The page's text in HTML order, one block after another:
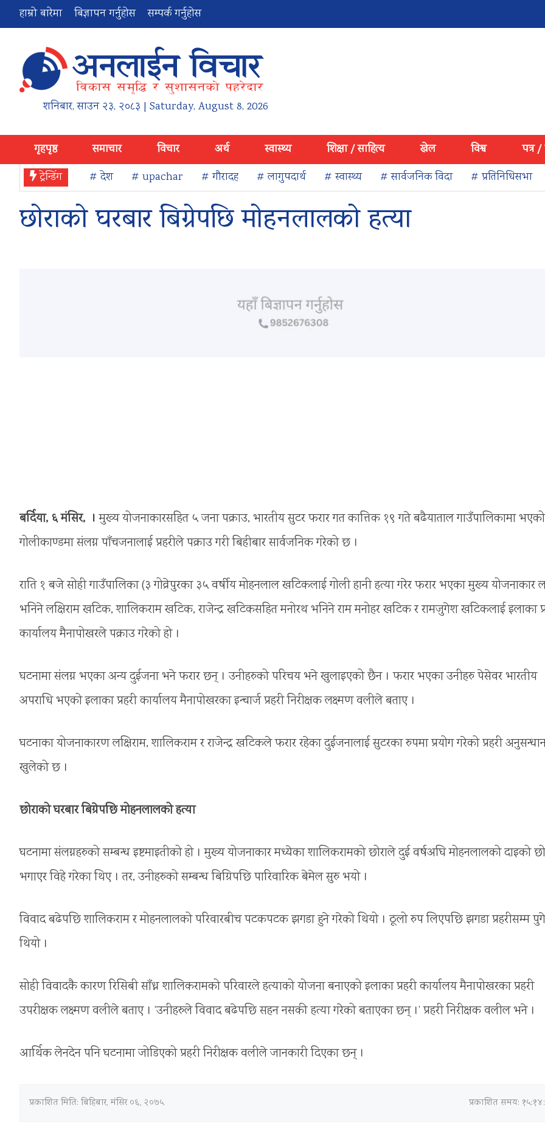
हाम्रो बारेमा बिज्ञापन गर्नुहोस सम्पर्क गर्नुहोस
शनिबार,साउन २३, २०८३ | Saturday, August 8, 2026
गृहपृष्ठ समाचार विचार अर्थ स्वास्थ्य शिक्षा / साहित्य खेल विश्व
पत्र /
ट्रेन्डिंग
# देश # upachar # गौरादह # लागुपदार्थ # स्वास्थ्य # सार्वजनिक विदा # प्रतिनिधिसभा
छोराको घरबार बिग्रेपछि मोहनलालको हत्या
बर्दिया, ६ मंसिर, । मुख्य योजनाकारसहित ५ जना पक्राउ, भारतीय सुटर फरार गत कात्तिक १९ गते बढैयाताल गाउँपालिकामा भएको
गोलीकाण्डमा संलग्न पाँचजनालाई प्रहरीले पक्राउ गरी बिहीबार सार्वजनिक गरेको छ ।
राति १ बजे सोही गाउँपालिका (३ गोव्रेपुरका ३५ वर्षीय मोहनलाल खटिकलाई गोली हानी हत्या गरेर फरार भएका मुख्य योजनाकार
भनिने लक्षिराम खटिक, शालिकराम खटिक, राजेन्द्र खटिकसहित मनोरथ भनिने राम मनोहर खटिक र रामजुगेश खटिकलाई इलाका
कार्यालय मैनापोखरले पक्राउ गरेको हो ।
घटनामा संलग्न भएका अन्य दुईजना भने फरार छन् । उनीहरुको परिचय भने खुलाइएको छैन । फरार भएका उनीहरु पेसेवर भारतीय
अपराधि भएको इलाका प्रहरी कार्यालय मैनापोखरका इन्चार्ज प्रहरी निरीक्षक लक्ष्मण वलीले बताए ।
घटनाका योजनाकारण लक्षिराम, शालिकराम र राजेन्द्र खटिकले फरार रहेका दुईजनालाई सुटरका रुपमा प्रयोग गरेको प्रहरी
खुलेको छ ।
छोराको घरबार बिग्रेपछि मोहनलालको हत्या
घटनामा संलग्नहरुको सम्बन्ध इष्टमाइतीको हो । मुख्य योजनाकार मध्येका शालिकरामको छोराले दुई वर्षअघि मोहनलालको दाइको
भगाएर विहे गरेका थिए । तर, उनीहरुको सम्बन्ध बिग्रिपछि पारिवारिक बेमेल सुरु भयो ।
विवाद बढेपछि शालिकराम र मोहनलालको परिवारबीच पटकपटक झगडा हुने गरेको थियो । ठूलो रुप लिएपछि झगडा प्रहरीसम्म
थियो ।
सोही विवादकै कारण रिसिबी साँध्न शालिकरामको परिवारले हत्याको योजना बनाएको इलाका प्रहरी कार्यालय मैनापोखरका प्रहरी
उपरीक्षक लक्ष्मण वलीले बताए । ‘उनीहरुले विवाद बढेपछि सहन नसकी हत्या गरेको बताएका छन् ।’ प्रहरी निरीक्षक वलील भने ।
आर्थिक लेनदेन पनि घटनामा जोडिएको प्रहरी निरीक्षक वलीले जानकारी दिएका छन् ।
प्रकाशित मिति: बिहिबार, मंसिर ०६, २०७५ प्रकाशित समय: